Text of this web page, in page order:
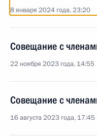
8 января 2024 года, 23:20
Совещание с
22 ноября 2023 года, 14:55
Совещание с
16 августа 2023 года, 17:45